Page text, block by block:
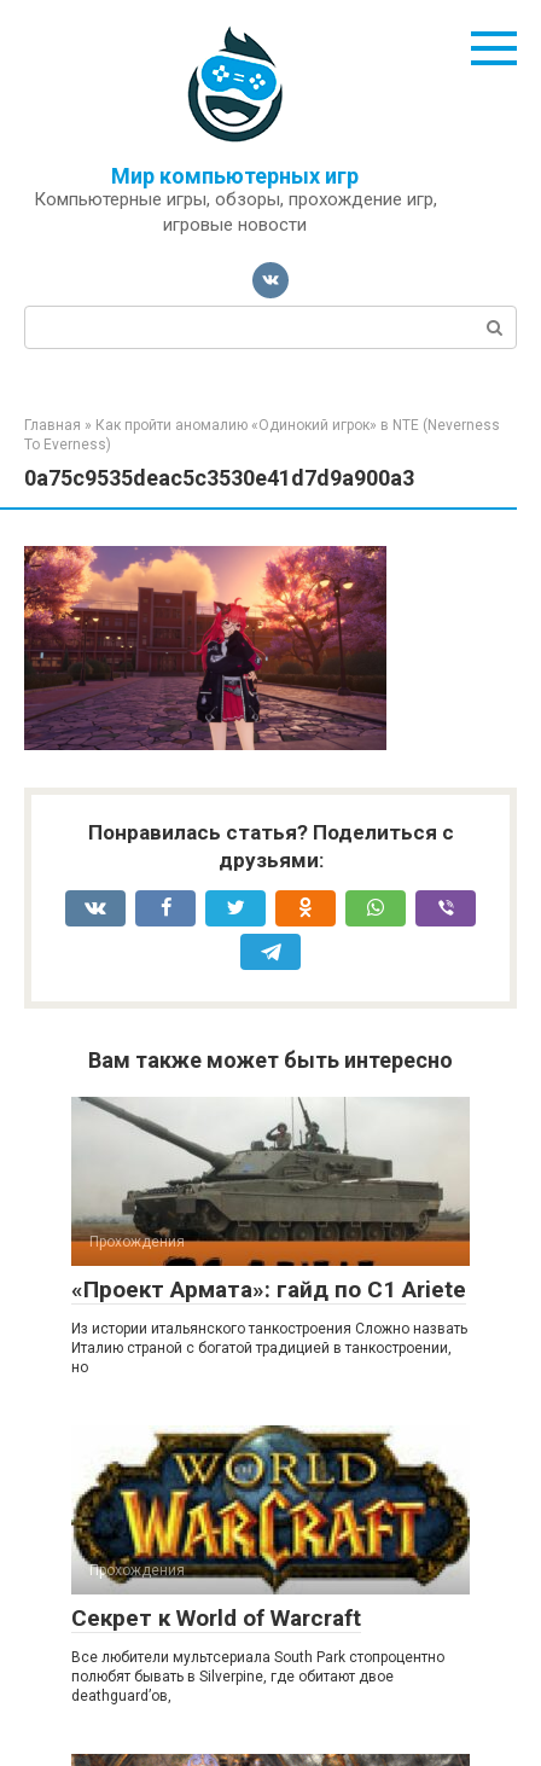
Мир компьютерных игр
Компьютерные игры, обзоры, прохождение игр,
игровые новости
Поиск:
Главная » Как пройти аномалию «Одинокий игрок» в NTE (Neverness
To Everness)
0a75c9535deac5c3530e41d7d9a900a3
Понравилась статья? Поделиться с
друзьями:
Вам также может быть интересно
Прохождения
«Проект Армата»: гайд по C1 Ariete
Из истории итальянского танкостроения Сложно назвать
Италию страной с богатой традицией в танкостроении,
но
Прохождения
Секрет к World of Warcraft
Все любители мультсериала South Park стопроцентно
полюбят бывать в Silverpine, где обитают двое
deathguard’ов,